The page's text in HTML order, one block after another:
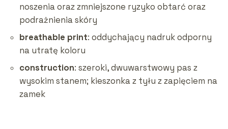
noszenia oraz zmniejszone ryzyko obtarć oraz
podrażnienia skóry
breathable print: oddychający nadruk odporny
na utratę koloru
construction: szeroki, dwuwarstwowy pas z
wysokim stanem; kieszonka z tyłu z zapięciem na
zamek